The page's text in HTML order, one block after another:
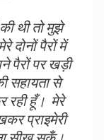
थी तो मुझे
दोनों पैरों में
पैरों पर खड़ी
सहायता से
रही हूँ। मेरे
प्राइमेरी